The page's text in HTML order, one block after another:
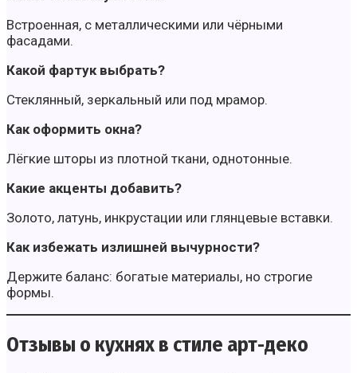
Встроенная, с металлическими или чёрными
фасадами.
Какой фартук выбрать?
Стеклянный, зеркальный или под мрамор.
Как оформить окна?
Лёгкие шторы из плотной ткани, однотонные.
Какие акценты добавить?
Золото, латунь, инкрустации или глянцевые вставки.
Как избежать излишней вычурности?
Держите баланс: богатые материалы, но строгие
формы.
Отзывы о кухнях в стиле арт-деко